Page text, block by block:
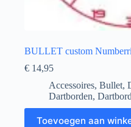
BULLET custom
€ 14,95
Accessoires, Bullet,
Dartborden,
Toevoegen aan